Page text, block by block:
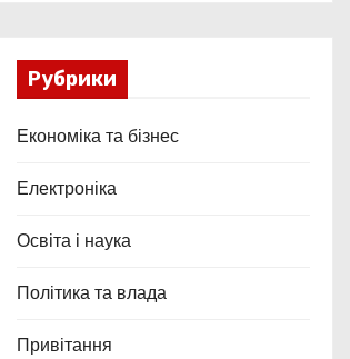
Рубрики
Економіка та бізнес
Електроніка
Освіта і наука
Політика та влада
Привітання